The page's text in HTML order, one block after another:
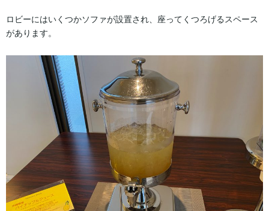
ロビーにはいくつかソファが設置され、座ってくつろげるスペース
があります。